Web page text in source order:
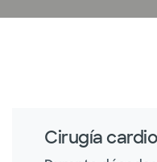
Cirugía